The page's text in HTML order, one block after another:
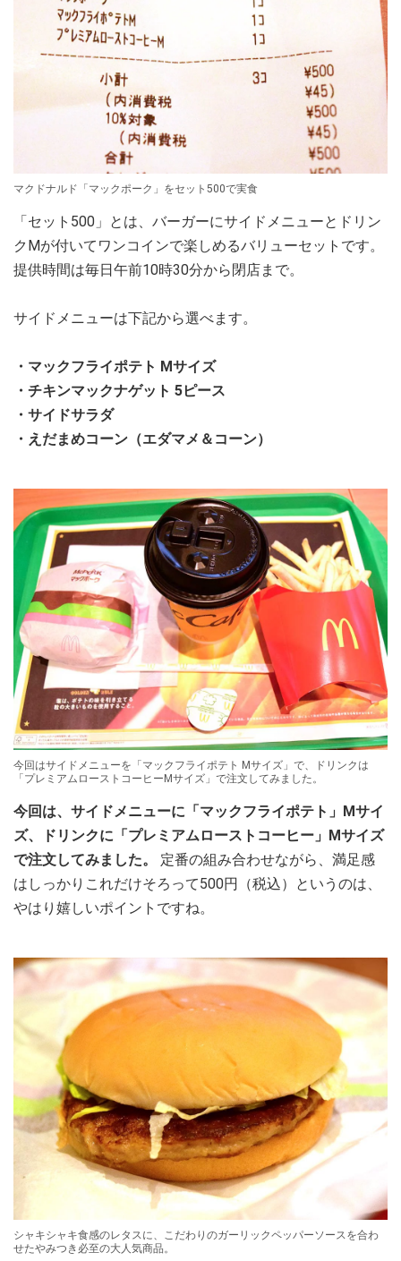
マクドナルド「マックポーク」をセット500で実食
「セット500」とは、バーガーにサイドメニューとドリン
クMが付いてワンコインで楽しめるバリューセットです。
提供時間は毎日午前10時30分から閉店まで。
サイドメニューは下記から選べます。
・マックフライポテト Mサイズ
・チキンマックナゲット 5ピース
・サイドサラダ
・えだまめコーン（エダマメ＆コーン）
今回はサイドメニューを「マックフライポテト Mサイズ」で、ドリンクは
「プレミアムローストコーヒーMサイズ」で注文してみました。
今回は、サイドメニューに「マックフライポテト」Mサイ
ズ、ドリンクに「プレミアムローストコーヒー」Mサイズ
で注文してみました。
定番の組み合わせながら、満足感
はしっかりこれだけそろって500円（税込）というのは、
やはり嬉しいポイントですね。
シャキシャキ食感のレタスに、こだわりのガーリックペッパーソースを合わ
せたやみつき必至の大人気商品。